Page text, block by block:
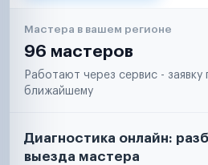
Мастера в вашем регионе
96 мастеров
Работают через сервис -
ближайшему
Диагностика онлайн:
выезда мастера